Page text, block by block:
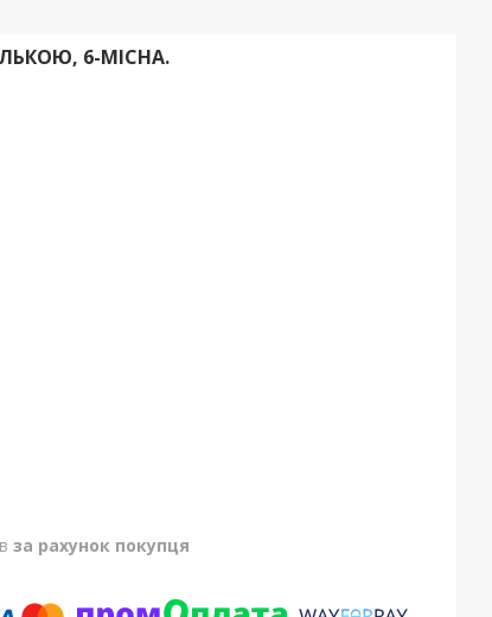
6-МІСНА.
за рахунок покупця